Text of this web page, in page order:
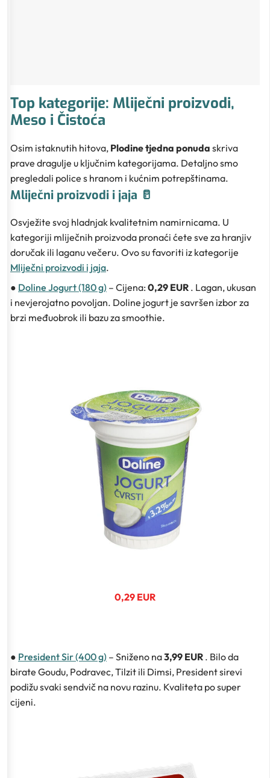
Top kategorije: Mliječni proizvodi,
Meso i Čistoća
Osim istaknutih hitova, Plodine tjedna ponuda skriva
prave dragulje u ključnim kategorijama. Detaljno smo
pregledali police s hranom i kućnim potrepštinama.
Mliječni proizvodi i jaja 🥛
Osvježite svoj hladnjak kvalitetnim namirnicama. U
kategoriji mliječnih proizvoda pronaći ćete sve za hranjiv
doručak ili laganu večeru. Ovo su favoriti iz kategorije
Mliječni proizvodi i jaja.
● Doline Jogurt (180 g) – Cijena: 0,29 EUR . Lagan, ukusan
i nevjerojatno povoljan. Doline jogurt je savršen izbor za
brzi međuobrok ili bazu za smoothie.
0,29 EUR
● President Sir (400 g) – Sniženo na3,99 EUR . Bilo da
birate Goudu, Podravec, Tilzit ili Dimsi, President sirevi
podižu svaki sendvič na novu razinu. Kvaliteta po super
cijeni.